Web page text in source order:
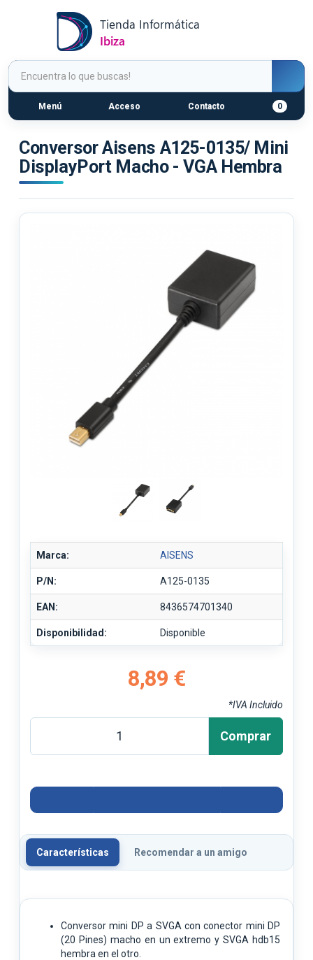
Menú Acceso Contacto 0
Conversor Aisens A125-0135/ Mini
DisplayPort Macho - VGA Hembra
Marca: AISENS
P/N: A125-0135
EAN: 8436574701340
Disponibilidad: Disponible
8,89 €
*IVA Incluido
Comprar
Características Recomendar a un amigo
Conversor mini DP a SVGA con conector mini DP
(20 Pines) macho en un extremo y SVGA hdb15
hembra en el otro.